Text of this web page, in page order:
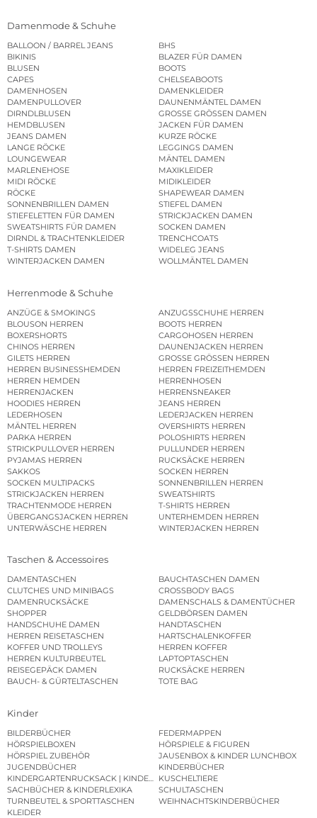
Damenmode & Schuhe
BALLOON / BARREL JEANS
BHS
BIKINIS
BLAZER FÜR DAMEN
BLUSEN
BOOTS
CAPES
CHELSEABOOTS
DAMENHOSEN
DAMENKLEIDER
DAMENPULLOVER
DAUNENMÄNTEL DAMEN
DIRNDLBLUSEN
GROSSE GRÖSSEN DAMEN
HEMDBLUSEN
JACKEN FÜR DAMEN
JEANS DAMEN
KURZE RÖCKE
LANGE RÖCKE
LEGGINGS DAMEN
LOUNGEWEAR
MÄNTEL DAMEN
MARLENEHOSE
MAXIKLEIDER
MIDI RÖCKE
MIDIKLEIDER
RÖCKE
SHAPEWEAR DAMEN
SONNENBRILLEN DAMEN
STIEFEL DAMEN
STIEFELETTEN FÜR DAMEN
STRICKJACKEN DAMEN
SWEATSHIRTS FÜR DAMEN
SOCKEN DAMEN
DIRNDL & TRACHTENKLEIDER
TRENCHCOATS
T-SHIRTS DAMEN
WIDELEG JEANS
WINTERJACKEN DAMEN
WOLLMÄNTEL DAMEN
Herrenmode & Schuhe
ANZÜGE & SMOKINGS
ANZUGSSCHUHE HERREN
BLOUSON HERREN
BOOTS HERREN
BOXERSHORTS
CARGOHOSEN HERREN
CHINOS HERREN
DAUNENJACKEN HERREN
GILETS HERREN
GROSSE GRÖSSEN HERREN
HERREN BUSINESSHEMDEN
HERREN FREIZEITHEMDEN
HERREN HEMDEN
HERRENHOSEN
HERRENJACKEN
HERRENSNEAKER
HOODIES HERREN
JEANS HERREN
LEDERHOSEN
LEDERJACKEN HERREN
MÄNTEL HERREN
OVERSHIRTS HERREN
PARKA HERREN
POLOSHIRTS HERREN
STRICKPULLOVER HERREN
PULLUNDER HERREN
PYJAMAS HERREN
RUCKSÄCKE HERREN
SAKKOS
SOCKEN HERREN
SOCKEN MULTIPACKS
SONNENBRILLEN HERREN
STRICKJACKEN HERREN
SWEATSHIRTS
TRACHTENMODE HERREN
T-SHIRTS HERREN
ÜBERGANGSJACKEN HERREN
UNTERHEMDEN HERREN
UNTERWÄSCHE HERREN
WINTERJACKEN HERREN
Taschen & Accessoires
DAMENTASCHEN
BAUCHTASCHEN DAMEN
CLUTCHES UND MINIBAGS
CROSSBODY BAGS
DAMENRUCKSÄCKE
DAMENSCHALS & DAMENTÜCHER
SHOPPER
GELDBÖRSEN DAMEN
HANDSCHUHE DAMEN
HANDTASCHEN
HERREN REISETASCHEN
HARTSCHALENKOFFER
KOFFER UND TROLLEYS
HERREN KOFFER
HERREN KULTURBEUTEL
LAPTOPTASCHEN
REISEGEPÄCK DAMEN
RUCKSÄCKE HERREN
BAUCH- & GÜRTELTASCHEN
TOTE BAG
Kinder
BILDERBÜCHER
FEDERMAPPEN
HÖRSPIELBOXEN
HÖRSPIELE & FIGUREN
HÖRSPIEL ZUBEHÖR
JAUSENBOX & KINDER LUNCHBOX
JUGENDBÜCHER
KINDERBÜCHER
KINDERGARTENRUCKSACK | KINDERGARTENBEUTEL
KUSCHELTIERE
SACHBÜCHER & KINDERLEXIKA
SCHULTASCHEN
TURNBEUTEL & SPORTTASCHEN
WEIHNACHTSKINDERBÜCHER
KLEIDER